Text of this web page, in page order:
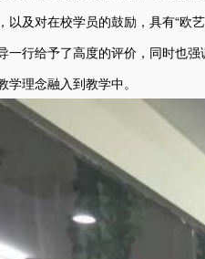
以及对在校学员的鼓励，具有“欧艺
一行给予了高度的评价，同时也
学理念融入到教学中。